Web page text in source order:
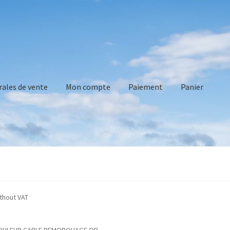
de vente Mon compte Paiement Panier
without VAT